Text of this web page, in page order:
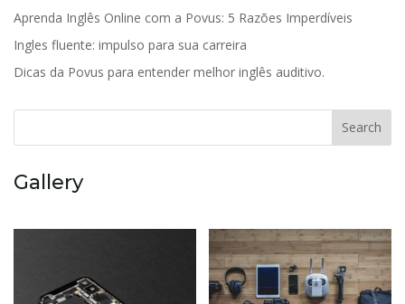
Aprenda Inglês Online com a Povus: 5 Razões Imperdíveis
Ingles fluente: impulso para sua carreira
Dicas da Povus para entender melhor inglês auditivo.
Search
Gallery